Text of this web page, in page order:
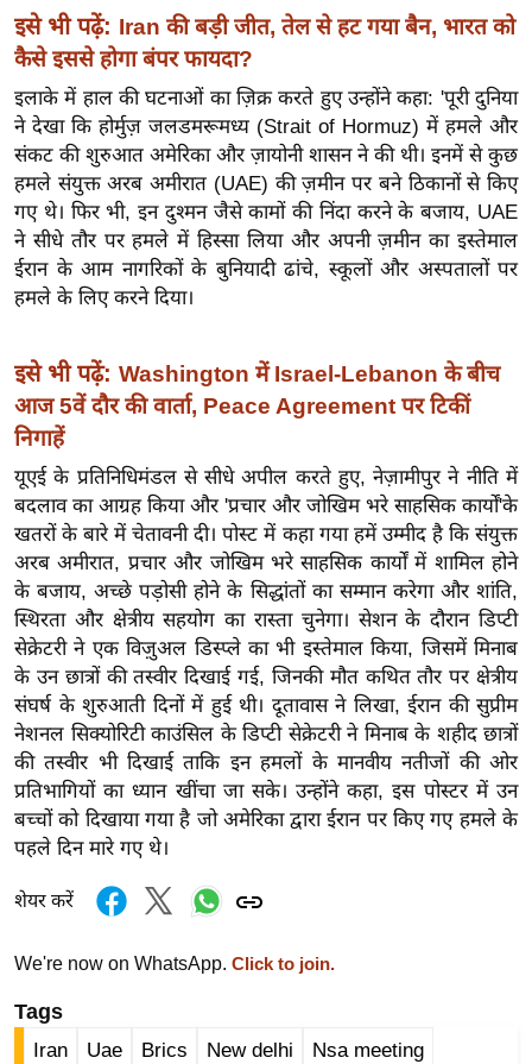
त
ऑ
व
र्ल्ड
न्यू
ज
ब्री
फ
म
रं
ज
न
ज
ग
त
बॉ
ली
वु
ड
हॉ
ली
वु
ड
फि
ल्म
r
e
इसे भी पढ़ें: Iran की बड़ी जीत, तेल से हट गया बैन, भारत को
कैसे इससे होगा बंपर फायदा?
इलाके में हाल की घटनाओं का ज़िक्र करते हुए उन्होंने कहा: 'पूरी दुनिया
ने देखा कि होर्मुज़ जलडमरूमध्य (Strait of Hormuz) में हमले और
संकट की शुरुआत अमेरिका और ज़ायोनी शासन ने की थी। इनमें से कुछ
हमले संयुक्त अरब अमीरात (UAE) की ज़मीन पर बने ठिकानों से किए
गए थे। फिर भी, इन दुश्मन जैसे कामों की निंदा करने के बजाय, UAE
ने सीधे तौर पर हमले में हिस्सा लिया और अपनी ज़मीन का इस्तेमाल
ईरान के आम नागरिकों के बुनियादी ढांचे, स्कूलों और अस्पतालों पर
हमले के लिए करने दिया।
इसे भी पढ़ें: Washington में Israel-Lebanon के बीच
आज 5वें दौर की वार्ता, Peace Agreement पर टिकीं
निगाहें
यूएई के प्रतिनिधिमंडल से सीधे अपील करते हुए, नेज़ामीपुर ने नीति में
बदलाव का आग्रह किया और 'प्रचार और जोखिम भरे साहसिक कार्यों'के
खतरों के बारे में चेतावनी दी। पोस्ट में कहा गया हमें उम्मीद है कि संयुक्त
अरब अमीरात, प्रचार और जोखिम भरे साहसिक कार्यों में शामिल होने
के बजाय, अच्छे पड़ोसी होने के सिद्धांतों का सम्मान करेगा और शांति,
स्थिरता और क्षेत्रीय सहयोग का रास्ता चुनेगा। सेशन के दौरान डिप्टी
सेक्रेटरी ने एक विज़ुअल डिस्प्ले का भी इस्तेमाल किया, जिसमें मिनाब
के उन छात्रों की तस्वीर दिखाई गई, जिनकी मौत कथित तौर पर क्षेत्रीय
संघर्ष के शुरुआती दिनों में हुई थी। दूतावास ने लिखा, ईरान की सुप्रीम
नेशनल सिक्योरिटी काउंसिल के डिप्टी सेक्रेटरी ने मिनाब के शहीद छात्रों
की तस्वीर भी दिखाई ताकि इन हमलों के मानवीय नतीजों की ओर
प्रतिभागियों का ध्यान खींचा जा सके। उन्होंने कहा, इस पोस्टर में उन
बच्चों को दिखाया गया है जो अमेरिका द्वारा ईरान पर किए गए हमले के
पहले दिन मारे गए थे।
शेयर करें
We're now on WhatsApp. Click to join.
Tags
Iran Uae Brics New delhi Nsa meeting